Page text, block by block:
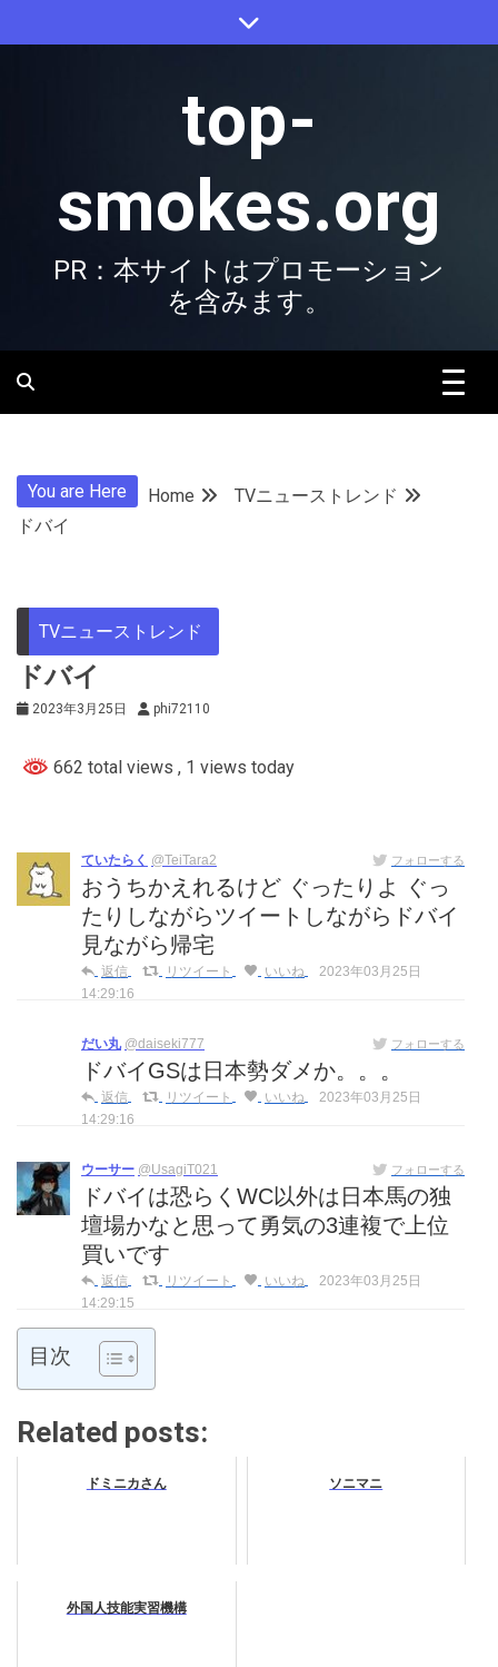
to
top-
smokes.org
PR：本サイトはプロモーション
を含みます。
You are Here Home
TVニューストレンド
ドバイ
TVニューストレンド
ドバイ
2023年3月25日 phi72110
662 total views , 1 views today
ていたらく @TeiTara2 フォローする
おうちかえれるけど ぐったりよ ぐっ
たりしながらツイートしながらドバイ
見ながら帰宅
返信 リツイート いいね
2023年03月25日
14:29:16
だい丸 @daiseki777 フォローする
ドバイGSは日本勢ダメか。。。
返信 リツイート いいね
2023年03月25日
14:29:16
ウーサー @UsagiT021 フォローする
ドバイは恐らくWC以外は日本馬の独
壇場かなと思って勇気の3連複で上位
買いです
返信 リツイート いいね
2023年03月25日
14:29:15
目次
Related posts:
ドミニカさん ソニマニ
外国人技能実習機構